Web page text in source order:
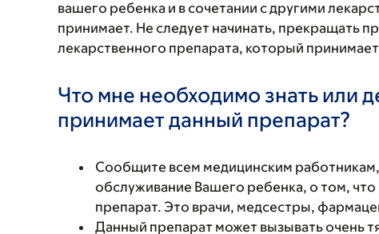
вашего ребенка и в сочетании с другими
принимает. Не следует начинать, прекращать
лекарственного препарата, который
Что мне необходимо знать или
принимает данный препарат?
Сообщите всем медицинским
обслуживание Вашего ребенка, о том,
препарат. Это врачи, медсестры,
Данный препарат может вызывать очень